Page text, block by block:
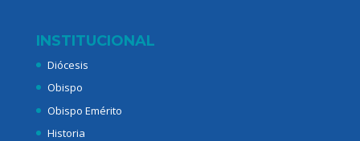
INSTITUCIONAL
Diócesis
Obispo
Obispo Emérito
Historia